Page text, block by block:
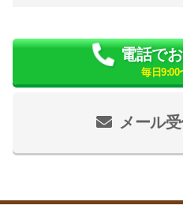
メール
電話で
毎日9:00